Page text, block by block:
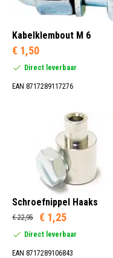
Kabelklembout M 6
€ 1,50
Direct leverbaar
EAN 8717289117276
Schroefnippel Haaks
€ 22,95 € 1,25
Direct leverbaar
EAN 8717289106843